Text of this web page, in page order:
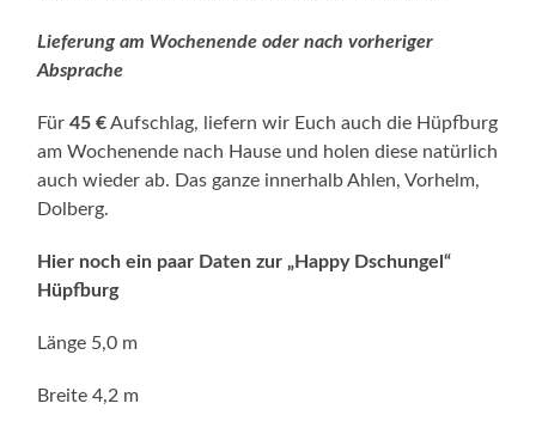
Lieferung am Wochenende oder nach vorheriger
Absprache
Für45 €Aufschlag, liefern wir Euch auch die Hüpfburg
am Wochenende nach Hause und holen diese natürlich
auch wieder ab. Das ganze innerhalb Ahlen, Vorhelm,
Dolberg.
Hier noch ein paar Daten zur „Happy Dschungel“
Hüpfburg
Länge 5,0 m
Breite 4,2 m